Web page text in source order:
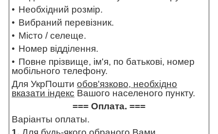
Необхідний розмір.
Вибраний перевізник.
Місто / селеще.
Номер відділення.
Повне прізвище, ім'я, по батькові, номер
мобільного телефону.
Для УкрПошти обов'язково, необхідно
вказати індекс Вашого населеного пункту.
=== Оплата. ===
Варіанты оплаты.